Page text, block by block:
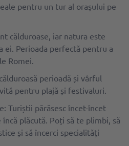
pentru un tur al oraşului pe
călduroase, iar natura este
ei. Perioada perfectă pentru a
Romei.
perioadă și vârful
pentru plajă și festivaluri.
Turiștii părăsesc încet-încet
plăcută. Poți să te plimbi, să
și să încerci specialități